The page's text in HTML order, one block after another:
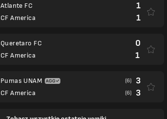
Atlante FC
CF America
1
1
Queretaro FC
CF America
0
1
Pumas UNAM
CF America
(6) 3
(6) 3